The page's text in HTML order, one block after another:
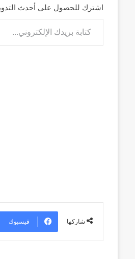
اشترك للحصول على أحدث
كتابة بريدك الإلكتروني...
شاركها فيسبوك